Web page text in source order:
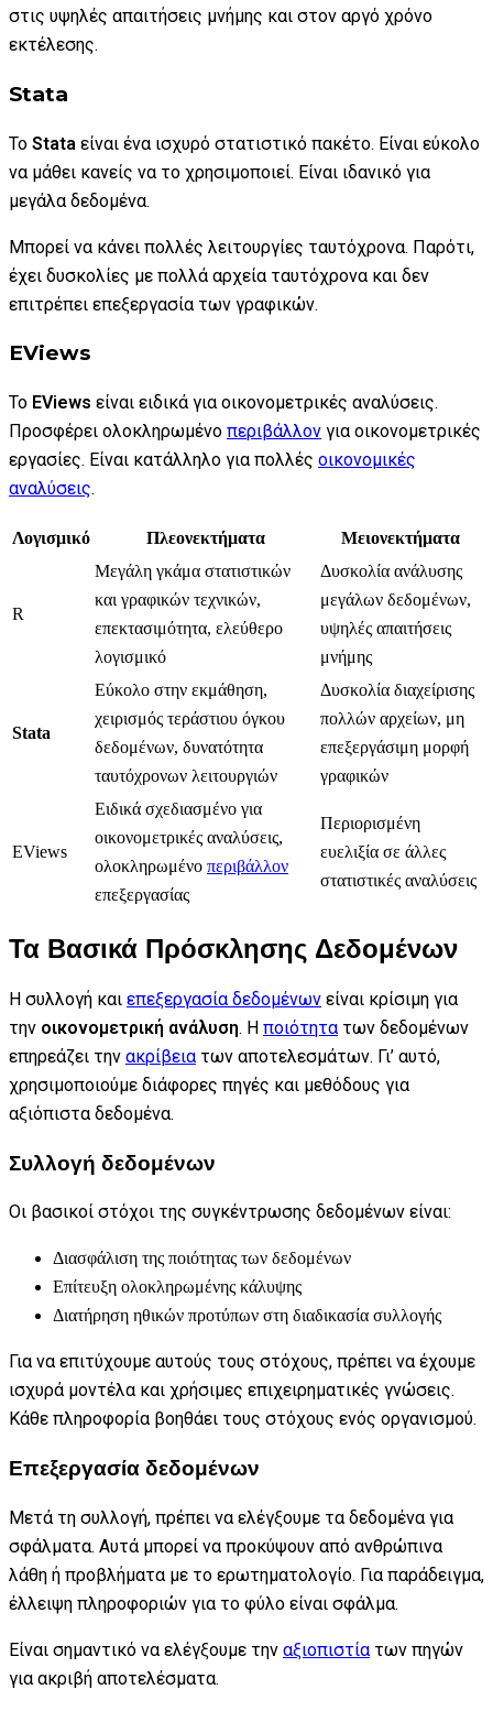
στις υψηλές απαιτήσεις μνήμης και στον αργό χρόνο
εκτέλεσης.
Stata
Το Stata είναι ένα ισχυρό στατιστικό πακέτο. Είναι εύκολο
να μάθει κανείς να το χρησιμοποιεί. Είναι ιδανικό για
μεγάλα δεδομένα.
Μπορεί να κάνει πολλές λειτουργίες ταυτόχρονα. Παρότι,
έχει δυσκολίες με πολλά αρχεία ταυτόχρονα και δεν
επιτρέπει επεξεργασία των γραφικών.
EViews
Το EViews είναι ειδικά για οικονομετρικές αναλύσεις.
Προσφέρει ολοκληρωμένο περιβάλλον για οικονομετρικές
εργασίες. Είναι κατάλληλο για πολλές οικονομικές
αναλύσεις.
Λογισμικό Πλεονεκτήματα Μειονεκτήματα
R
Μεγάλη γκάμα στατιστικών
και γραφικών τεχνικών,
επεκτασιμότητα, ελεύθερο
λογισμικό
Δυσκολία ανάλυσης
μεγάλων δεδομένων,
υψηλές απαιτήσεις
μνήμης
Stata
Εύκολο στην εκμάθηση,
χειρισμός τεράστιου όγκου
δεδομένων, δυνατότητα
ταυτόχρονων λειτουργιών
Δυσκολία διαχείρισης
πολλών αρχείων, μη
επεξεργάσιμη μορφή
γραφικών
EViews
Ειδικά σχεδιασμένο για
οικονομετρικές αναλύσεις,
ολοκληρωμένο περιβάλλον
επεξεργασίας
Περιορισμένη
ευελιξία σε άλλες
στατιστικές αναλύσεις
Τα Βασικά Πρόσκλησης Δεδομένων
Η συλλογή και επεξεργασία δεδομένων είναι κρίσιμη για
την οικονομετρική ανάλυση. Η ποιότητατων δεδομένων
επηρεάζει την ακρίβειατων αποτελεσμάτων. Γι’ αυτό,
χρησιμοποιούμε διάφορες πηγές και μεθόδους για
αξιόπιστα δεδομένα.
Συλλογή δεδομένων
Οι βασικοί στόχοι της συγκέντρωσης δεδομένων είναι:
Διασφάλιση της ποιότητας των δεδομένων
Επίτευξη ολοκληρωμένης κάλυψης
Διατήρηση ηθικών προτύπων στη διαδικασία συλλογής
Για να επιτύχουμε αυτούς τους στόχους, πρέπει να έχουμε
ισχυρά μοντέλα και χρήσιμες επιχειρηματικές γνώσεις.
Κάθε πληροφορία βοηθάει τους στόχους ενός οργανισμού.
Επεξεργασία δεδομένων
Μετά τη συλλογή, πρέπει να ελέγξουμε τα δεδομένα για
σφάλματα. Αυτά μπορεί να προκύψουν από ανθρώπινα
λάθη ή προβλήματα με το ερωτηματολογίο. Για παράδειγμα,
έλλειψη πληροφοριών για το φύλο είναι σφάλμα.
Είναι σημαντικό να ελέγξουμε την αξιοπιστίατων πηγών
για ακριβή αποτελέσματα.